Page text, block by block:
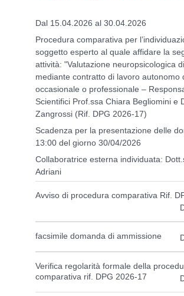
Dal 15.04.2026 al 30.04.2026
Procedura comparativa per
soggetto esperto al quale affidare la
attività: "Valutazione neuropsicologica
mediante contratto di lavoro autonomo
occasionale o professionale –
Scientifici Prof.ssa Chiara Begliomini e
Zangrossi (Rif. DPG 2026-17)
Scadenza per la presentazione delle
13:00 del giorno 30/04/2026
Collaboratrice esterna individuata:
Adriani
Avviso di procedura comparativa Rif.
facsimile domanda di ammissione
Verifica regolarità formale della
comparativa rif. DPG 2026-17